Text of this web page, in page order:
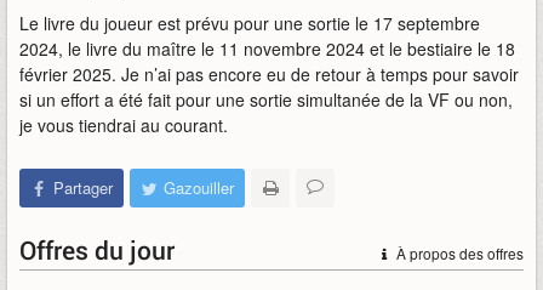
Le livre du joueur est prévu pour une sortie le 17 septembre
2024, le livre du maître le 11 novembre 2024 et le bestiaire le 18
février 2025. Je n’ai pas encore eu de retour à temps pour savoir
si un effort a été fait pour une sortie simultanée de la VF ou non,
je vous tiendrai au courant.
Partager Gazouiller
À propos des offres
Offres du jour